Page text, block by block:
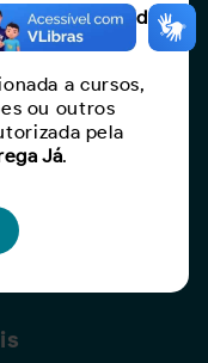
oferecidos
a cursos,
ou outros
pela
Já.